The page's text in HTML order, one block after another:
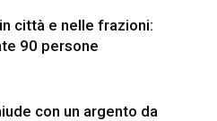
città e nelle frazioni:
90 persone
con un argento da